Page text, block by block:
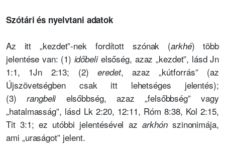
Szótári és nyelvtani adatok
Az itt „kezdet”-nek fordított szónak (arkhé) több
jelentése van: (1) időbelielsőség, azaz „kezdet”, lásd Jn
1:1, 1Jn 2:13; (2)eredet, azaz „kútforrás” (az
Újszövetségben csak itt lehetséges jelentés);
(3) rangbelielsőbbség, azaz „felsőbbség” vagy
„hatalmasság”, lásd Lk 2:20, 12:11, Róm 8:38, Kol 2:15,
Tit 3:1; ez utóbbi jelentésével az arkhónszinonimája,
ami „uraságot” jelent.